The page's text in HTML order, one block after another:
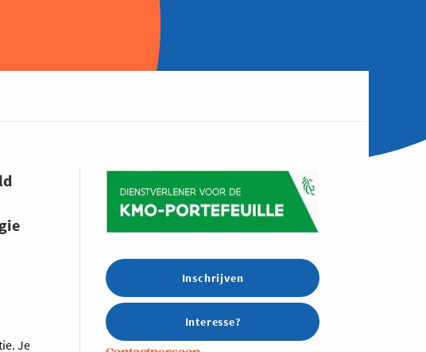
Je
Inschrijven
Interesse?